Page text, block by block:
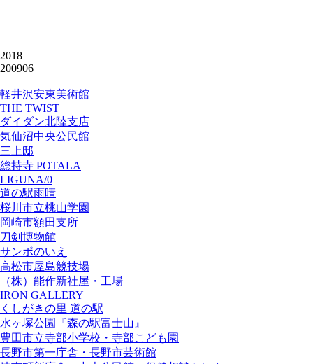
2018
200906
軽井沢安東美術館
THE TWIST
ダイダン北陸支店
気仙沼中央公民館
三上邸
総持寺 POTALA
LIGUNA/0
道の駅雨晴
桜川市立桃山学園
岡崎市額田支所
刀剣博物館
サンポのいえ
高松市屋島競技場
（株）能作新社屋・工場
IRON GALLERY
くしがきの里 道の駅
水ヶ塚公園『森の駅富士山』
豊田市立寺部小学校・寺部こども園
長野市第一庁舎・長野市芸術館